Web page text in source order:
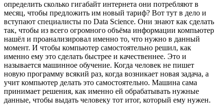
определить сколько гигабайт интернета они потребляют в
месяц, чтобы предложить им новый тариф? Вот тут в дело и
вступают специалисты по Data Science. Они знают как сделать
так, чтобы из всего огромного объёма информации компьютер
нашёл и проанализировал именно то, что нужно в данный
момент. И чтобы компьютер самостоятельно решил, как
именно ему это сделать быстрее и качественнее. Это и
называется машинное обучение. Когда человек не пишет
новую программу всякий раз, когда возникает новая задача, а
учит компьютер делать это самостоятельно. Машина сама
принимает решения, как именно ей обрабатывать нужные
данные, чтобы выдать человеку тот итог, который ему нужен.